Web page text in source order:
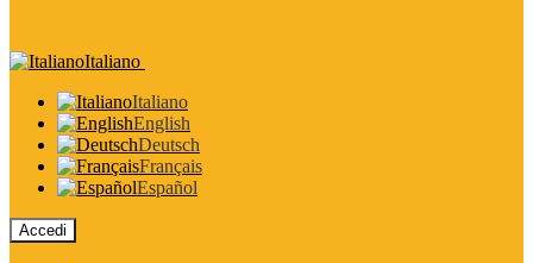
Italiano
Italiano
English
Deutsch
Français
Español
Accedi